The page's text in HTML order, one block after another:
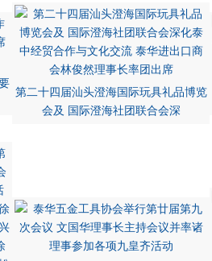
第二十四届汕头澄海国际玩具礼品博览
会及 国际澄海社团联合会深